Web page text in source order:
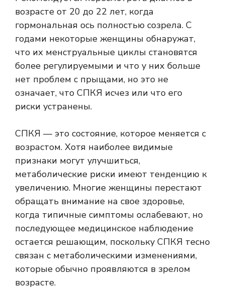
возрасте от 20 до 22 лет, когда
гормональная ось полностью созрела. С
годами некоторые женщины обнаружат,
что их менструальные циклы становятся
более регулируемыми и что у них больше
нет проблем с прыщами, но это не
означает, что СПКЯ исчез или что его
риски устранены.
СПКЯ — это состояние, которое меняется с
возрастом. Хотя наиболее видимые
признаки могут улучшиться,
метаболические риски имеют тенденцию к
увеличению. Многие женщины перестают
обращать внимание на свое здоровье,
когда типичные симптомы ослабевают, но
последующее медицинское наблюдение
остается решающим, поскольку СПКЯ тесно
связан с метаболическими изменениями,
которые обычно проявляются в зрелом
возрасте.